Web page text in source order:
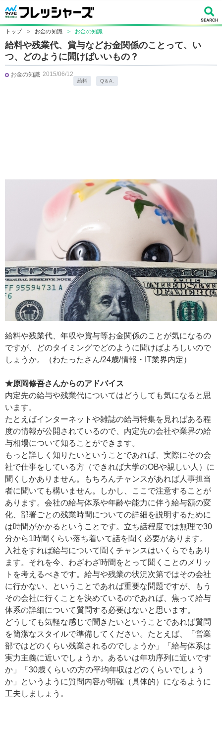
トップ > お金の知識 > お金の知識
給料や残業代、賞与などお金関係のことって、い
つ、どのように聞けばいいもの？
お金の知識 2015/06/12
給料 Q＆A.
給料や残業代、年収や賞与等お金関係のことが気になるの
ですが、どのタイミングでどのように聞けばよろしいので
しょうか。（わたったさん/24歳/情報・IT業界内定）
★原岡修吾さんからのアドバイス
内定先の給与や残業代についてはどうしても気になると思
います。
たとえばインターネットや雑誌の給与特集を見ればある程
度の情報が公開されているので、内定先の会社や業界の給
与相場について知ることができます。
もっと詳しく知りたいということであれば、実際にその会
社で仕事をしている方（できれば大学のOBや親しい人）に
聞くしかありません。もちろんチャンスがあれば人事担当
者に聞いても構いません。しかし、ここで注意することが
あります。会社の給与体系や年齢や能力に伴う給与額の変
化、部署ごとの残業時間についての詳細を説明するために
は時間がかかるということです。立ち話程度では無理で30
分から1時間くらい落ち着いて話を聞く必要があります。
入社をすれば給与について聞くチャンスはいくらでもあり
ます。それを今、わざわざ時間をとって聞くことのメリッ
トを考えるべきです。給与や残業の状況次第ではその会社
に行かない、ということであれば重要な問題ですが、もう
その会社に行くことを決めているのであれば、焦って給与
体系の詳細について質問する必要はないと思います。
どうしても気軽な感じで聞きたいということであれば質問
を簡潔なスタイルで準備してください。たとえば、「営業
部ではどのくらい残業されるのでしょうか」「給与体系は
実力主義に近いでしょうか。あるいは年功序列に近いです
か」「30歳くらいの方の平均年収はどのくらいでしょう
か」というように質問内容が明確（具体的）になるように
工夫しましょう。